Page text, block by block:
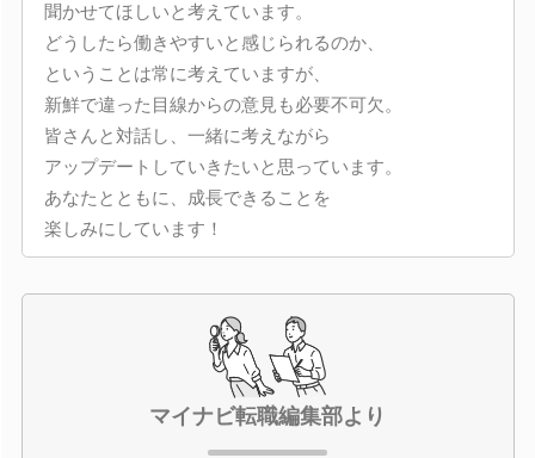
聞かせてほしいと考えています。
どうしたら働きやすいと感じられるのか、
ということは常に考えていますが、
新鮮で違った目線からの意見も必要不可欠。
皆さんと対話し、一緒に考えながら
アップデートしていきたいと思っています。
あなたとともに、成長できることを
楽しみにしています！
マイナビ転職編集部より